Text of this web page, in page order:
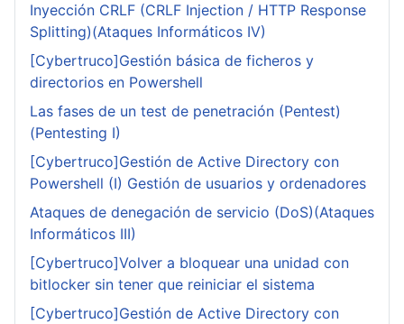
Inyección CRLF (CRLF Injection / HTTP Response
Splitting)(Ataques Informáticos IV)
[Cybertruco]Gestión básica de ficheros y
directorios en Powershell
Las fases de un test de penetración (Pentest)
(Pentesting I)
[Cybertruco]Gestión de Active Directory con
Powershell (I) Gestión de usuarios y ordenadores
Ataques de denegación de servicio (DoS)(Ataques
Informáticos III)
[Cybertruco]Volver a bloquear una unidad con
bitlocker sin tener que reiniciar el sistema
[Cybertruco]Gestión de Active Directory con